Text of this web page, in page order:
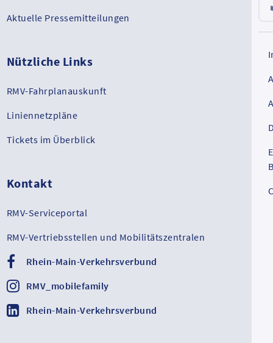
Aktuelle Pressemitteilungen
Nützliche Links
RMV-Fahrplanauskunft
Liniennetzpläne
Tickets im Überblick
Kontakt
RMV-Serviceportal
RMV-Vertriebsstellen und Mobilitätszentralen
Rhein-Main-Verkehrsverbund
RMV_mobilefamily
Rhein-Main-Verkehrsverbund